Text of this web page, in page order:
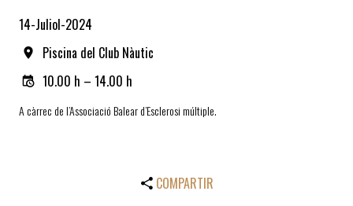
14-Juliol-2024
Piscina del Club Nàutic
10.00 h – 14.00 h
A càrrec de l’Associació Balear d’Esclerosi múltiple.
COMPARTIR